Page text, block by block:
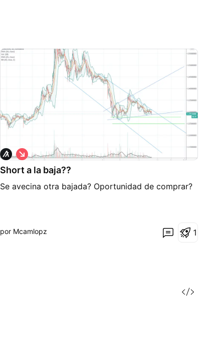
Short a la baja??
Se avecina otra bajada? Oportunidad de comprar?
C
o
r
o
por Mcamlopz 1